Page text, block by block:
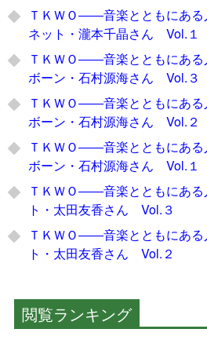
ＴＫＷＯ――音楽とともにあ
ネット・瀧本千晶さん Vol.１
ＴＫＷＯ――音楽とともにあ
ボーン・石村源海さん Vol.３
ＴＫＷＯ――音楽とともにあ
ボーン・石村源海さん Vol.２
ＴＫＷＯ――音楽とともにあ
ボーン・石村源海さん Vol.１
ＴＫＷＯ――音楽とともにあ
ト・太田友香さん Vol.３
ＴＫＷＯ――音楽とともにあ
ト・太田友香さん Vol.２
閲覧ランキング